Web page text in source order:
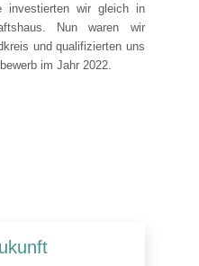
investierten wir gleich in
Nun waren wir
und qualifizierten uns
im Jahr 2022.